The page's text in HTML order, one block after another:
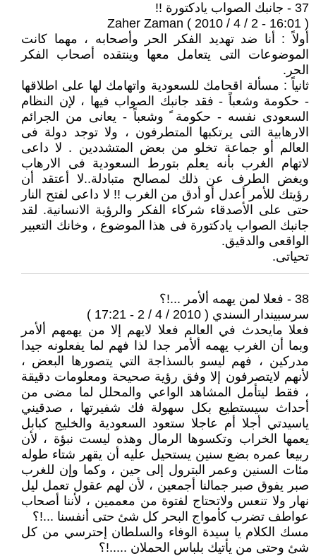
37 - جانبك الصواب يادكتورة !!
Zaher Zaman ( 2010 / 4 / 2 - 16:01 )
أولاً : أنا ضد تهديد الفكر الحر وأصحابه ، مهما كانت
الموضوعات التى يتعامل معها وينتقده أصحاب الفكر
الحر.
ثانياً : مسألة اقحامك للسعودية واتهامك لها على اطلاقها
- حكومة وشعباً - فقد جانبك الصواب فيها ، لإن النظام
السعودى نفسه - حكومة ً وشعباً - يعانى من الجرائم
الارهابية التى يرتكبها المتطرفون ، ولا توجد دولة فى
العالم أو جماعة تخلو من بعض المتشددين . لا داعى
لاتهام الغرب بأنه يعلم بتورط السعودية فى الارهاب
ويغض الطرف عن ذلك لمصالح متبادلة..لا أعتقد أن
رؤيتك للأمر أعدل أو أدق من الغرب !! لا داعى لفتح النار
حتى على الأصدقاء شركاء الفكر والرؤية الانسانية. لقد
جانبك الصواب يادكتورة فى هذا الموضوع ، وخانك التعبير
الواقعى والدقيق.
تحياتى.
38 - فعلا لمن يهمه ألأمر ...!؟
سرسبيندار السندي ( 2010 / 4 / 2 - 17:21 )
فعلا مايحدث في العالم فعلا لايهم إلا من يهمهم ألأمر
وبما أن الغرب يهمه ألأمر جدا لذا فهم لما يفعلونه جيدا
مدركين ، فهم ليسو بالسذاجة التي يتصورها البعض ،
لأنهم لايتصرفون إلا وفق رؤية صحيحة ومعلومات دقيقة
، فقط ليتأمل المشاهد الواعي والمحلل لما مضى من
أحداث سيستطيع بكل سهولة فك شفيرتها ، صدقيني
ياسيدتي أجلا أم عاجلا ستعود السعودية والخليج كبابل
يعمها الخراب وتكسوها الرمال وهذه ليست نبؤة ، لأن
ربيعا عمره بضع سنين يستحيل عليه أن يقهر شتاء طوله
مئات السنين وعمر البترول إلى حين ، وكما وإن للغرب
صبر يفوق صبر جمالنا أجمعين ، لأن لهم عقول تعمل ليل
نهار ولا تنعس ولاتحتاج لفتوة من معممين ، لأننا أصحاب
عواطف تضرب كأمواج البحر كل شئ حتى أنفسنا ...!؟
مسك الكلام يا سيدة الوفاء والسلطان إحترسي من كل
شئ وحتى من يأتيك بلباس الحملان .....!؟